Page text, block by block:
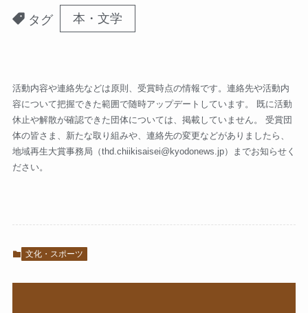
タグ 本・文学
活動内容や連絡先などは原則、受賞時点の情報です。連絡先や活動内
容について把握できた範囲で随時アップデートしています。 既に活動
休止や解散が確認できた団体については、掲載していません。 受賞団
体の皆さま、新たな取り組みや、連絡先の変更などがありましたら、
地域再生大賞事務局（thd.chiikisaisei@kyodonews.jp）までお知らせく
ださい。
文化・スポーツ